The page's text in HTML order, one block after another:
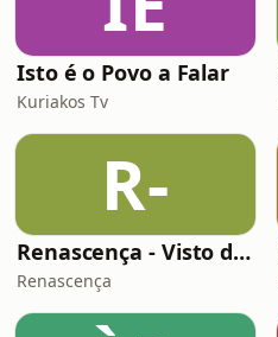
Isto é o Povo a Falar
Kuriakos Tv
R-
Renascença - Visto de Fora
Renascença